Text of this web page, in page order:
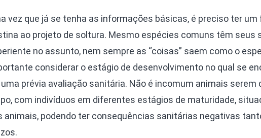
vez que já se tenha as informações básicas, é preciso ter
ao projeto de soltura. Mesmo espécies comuns têm seus
no assunto, nem sempre as “coisas” saem como o
considerar o estágio de desenvolvimento no qual se
prévia avaliação sanitária. Não é incomum animais
com indivíduos em diferentes estágios de maturidade,
animais, podendo ter consequências sanitárias negativas